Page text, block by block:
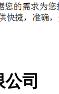
司